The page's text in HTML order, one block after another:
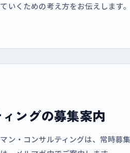
いくための考え方をお伝えします。
ングの募集案内
ン・コンサルティングは、常時募